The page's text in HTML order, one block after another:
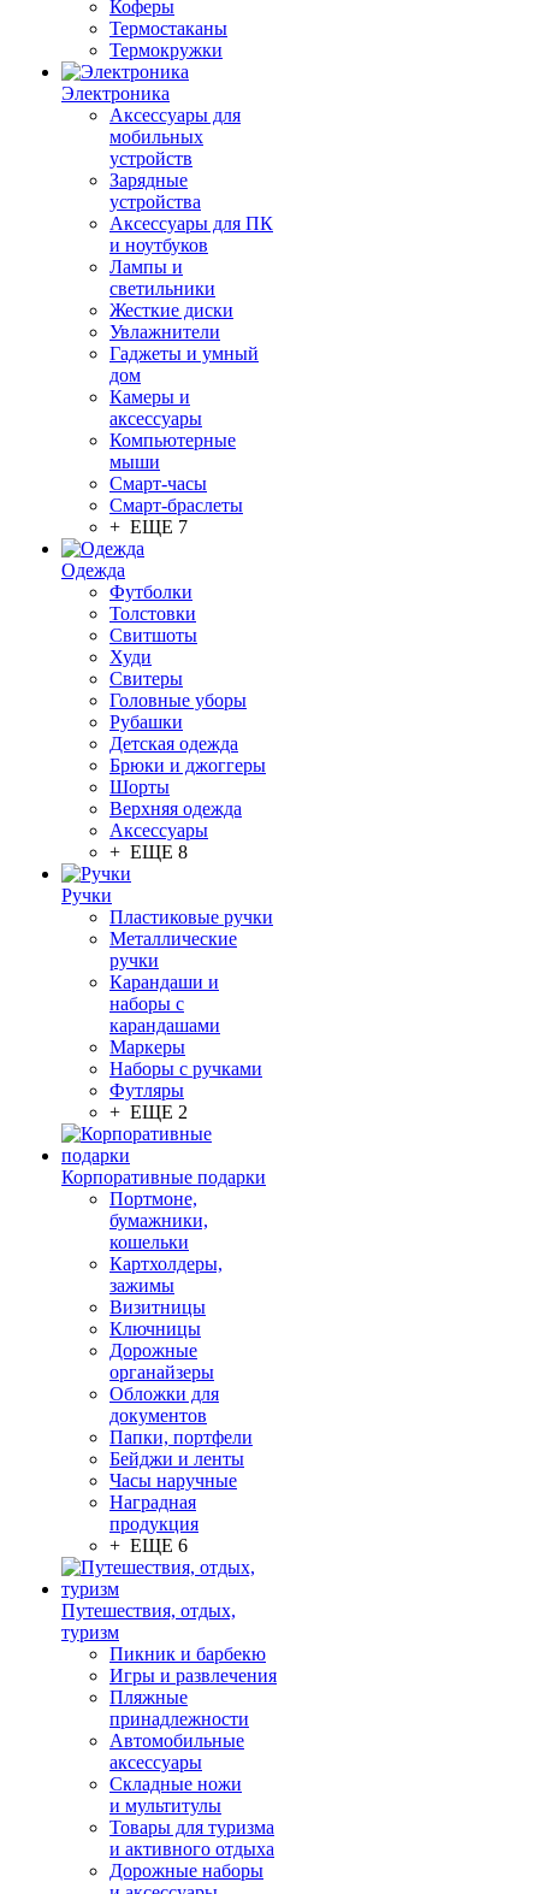
Коферы
Термостаканы
Термокружки
Электроника
Аксессуары для
мобильных
устройств
Зарядные
устройства
Аксессуары для ПК
и ноутбуков
Лампы и
светильники
Жесткие диски
Увлажнители
Гаджеты и умный
дом
Камеры и
аксессуары
Компьютерные
мыши
Смарт-часы
Смарт-браслеты
+ ЕЩЕ 7
Одежда
Футболки
Толстовки
Свитшоты
Худи
Свитеры
Головные уборы
Рубашки
Детская одежда
Брюки и джоггеры
Шорты
Верхняя одежда
Аксессуары
+ ЕЩЕ 8
Ручки
Пластиковые ручки
Металлические
ручки
Карандаши и
наборы с
карандашами
Маркеры
Наборы с ручками
Футляры
+ ЕЩЕ 2
Корпоративные подарки
Портмоне,
бумажники,
кошельки
Картхолдеры,
зажимы
Визитницы
Ключницы
Дорожные
органайзеры
Обложки для
документов
Папки, портфели
Бейджи и ленты
Часы наручные
Наградная
продукция
+ ЕЩЕ 6
Путешествия, отдых,
туризм
Пикник и барбекю
Игры и развлечения
Пляжные
принадлежности
Автомобильные
аксессуары
Складные ножи
и мультитулы
Товары для туризма
и активного отдыха
Дорожные наборы